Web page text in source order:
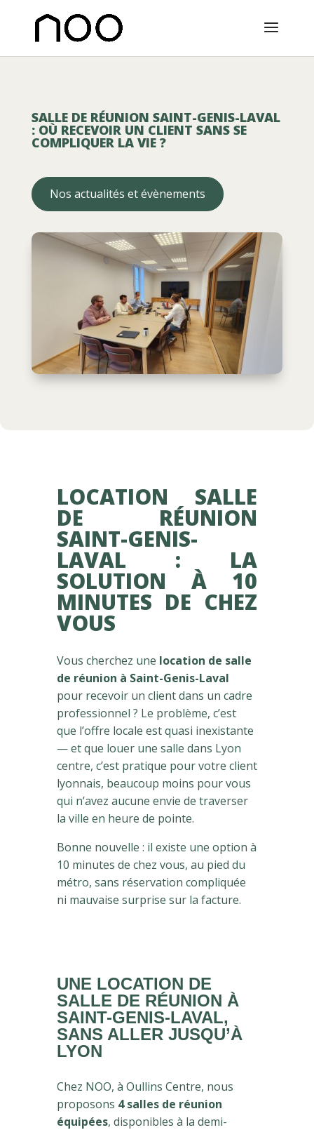
SALLE DE RÉUNION SAINT-GENIS-LAVAL
: OÙ RECEVOIR UN CLIENT SANS SE
COMPLIQUER LA VIE ?
Nos actualités et évènements
LOCATION SALLE
DE RÉUNION
SAINT-GENIS-
LAVAL : LA
SOLUTION À 10
MINUTES DE CHEZ
VOUS
Vous cherchez une location de salle
de réunion à Saint-Genis-Laval
pour recevoir un client dans un cadre
professionnel ? Le problème, c’est
que l’offre locale est quasi inexistante
— et que louer une salle dans Lyon
centre, c’est pratique pour votre client
lyonnais, beaucoup moins pour vous
qui n’avez aucune envie de traverser
la ville en heure de pointe.
Bonne nouvelle : il existe une option à
10 minutes de chez vous, au pied du
métro, sans réservation compliquée
ni mauvaise surprise sur la facture.
UNE LOCATION DE
SALLE DE RÉUNION À
SAINT-GENIS-LAVAL,
SANS ALLER JUSQU’À
LYON
Chez NOO, à Oullins Centre, nous
proposons 4 salles de réunion
équipées, disponibles à la demi-